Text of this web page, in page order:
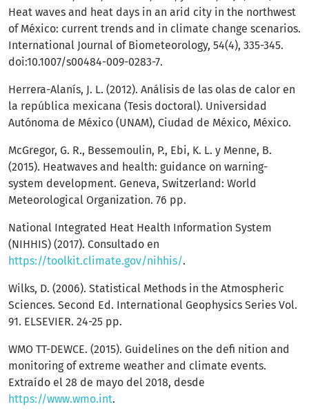
Heat waves and heat days in an arid city in the northwest
of México: current trends and in climate change scenarios.
International Journal of Biometeorology, 54(4), 335-345.
doi:10.1007/s00484-009-0283-7.
Herrera-Alanís, J. L. (2012). Análisis de las olas de calor en
la república mexicana (Tesis doctoral). Universidad
Autónoma de México (UNAM), Ciudad de México, México.
McGregor, G. R., Bessemoulin, P., Ebi, K. L. y Menne, B.
(2015). Heatwaves and health: guidance on warning-
system development. Geneva, Switzerland: World
Meteorological Organization. 76 pp.
National Integrated Heat Health Information System
(NIHHIS) (2017). Consultado en
https://toolkit.climate.gov/nihhis/.
Wilks, D. (2006). Statistical Methods in the Atmospheric
Sciences. Second Ed. International Geophysics Series Vol.
91. ELSEVIER. 24-25 pp.
WMO TT-DEWCE. (2015). Guidelines on the defi nition and
monitoring of extreme weather and climate events.
Extraído el 28 de mayo del 2018, desde
https://www.wmo.int.